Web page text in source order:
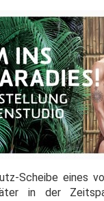
Scheibe eines
in der